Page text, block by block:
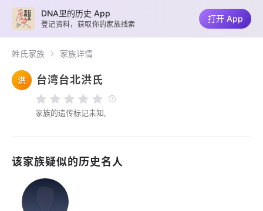
姓氏家族 家族详情
洪 台湾台北洪氏
家族的遗传标记未知,
该家族疑似的历史名人
DNA里的历史 App
登记资料，获取你的家族线索
打开 App